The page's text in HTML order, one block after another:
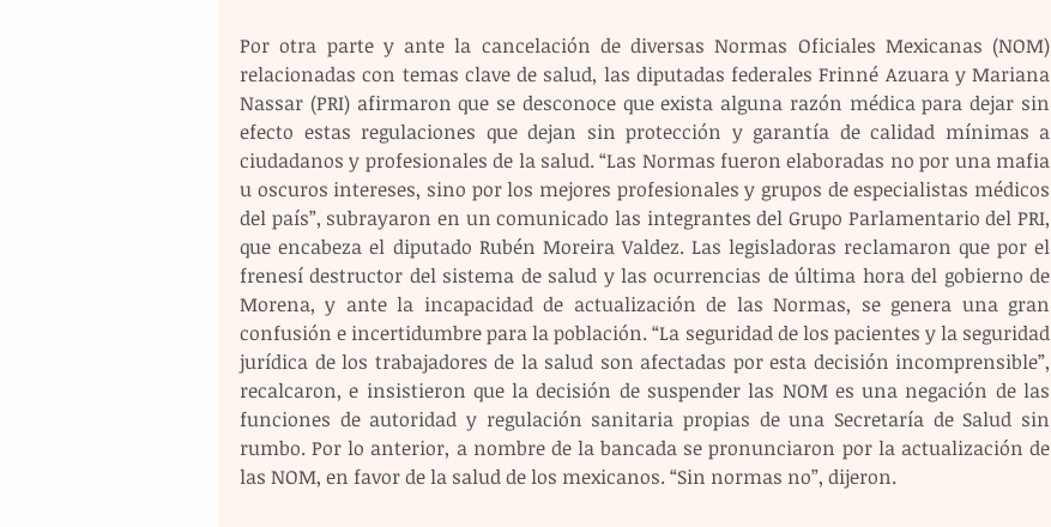
Por otra parte y ante la cancelación de diversas Normas Oficiales Mexicanas (NOM)
relacionadas con temas clave de salud, las diputadas federales Frinné Azuara y Mariana
Nassar (PRI) afirmaron que se desconoce que exista alguna razón médica para dejar sin
efecto estas regulaciones que dejan sin protección y garantía de calidad mínimas a
ciudadanos y profesionales de la salud. “Las Normas fueron elaboradas no por una mafia
u oscuros intereses, sino por los mejores profesionales y grupos de especialistas médicos
del país”, subrayaron en un comunicado las integrantes del Grupo Parlamentario del PRI,
que encabeza el diputado Rubén Moreira Valdez. Las legisladoras reclamaron que por el
frenesí destructor del sistema de salud y las ocurrencias de última hora del gobierno de
Morena, y ante la incapacidad de actualización de las Normas, se genera una gran
confusión e incertidumbre para la población. “La seguridad de los pacientes y la seguridad
jurídica de los trabajadores de la salud son afectadas por esta decisión incomprensible”,
recalcaron, e insistieron que la decisión de suspender las NOM es una negación de las
funciones de autoridad y regulación sanitaria propias de una Secretaría de Salud sin
rumbo. Por lo anterior, a nombre de la bancada se pronunciaron por la actualización de
las NOM, en favor de la salud de los mexicanos. “Sin normas no”, dijeron.